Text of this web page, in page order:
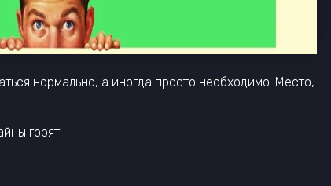
нормально, а иногда просто необходимо. Место,
горят.